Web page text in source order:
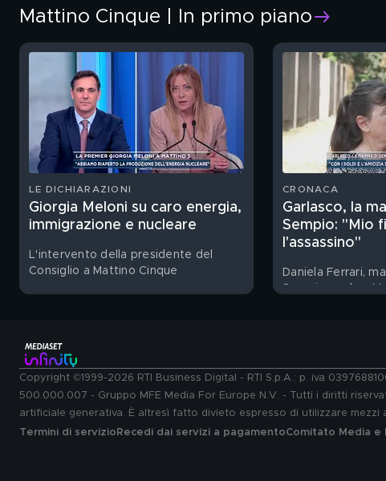
Mattino Cinque | In primo piano
LE DICHIARAZIONI
Giorgia Meloni su caro energia,
immigrazione e nucleare
L'intervento della presidente del
Consiglio a Mattino Cinque
CRONACA
Garlasco, la
Sempio: "Mio
l'assassino"
Daniela Ferrari,
Copyright ©1999-2026 RTI Business Digital - RTI S.p.A.: p. iva
500.000.007 - Gruppo MFE Media For Europe N.V. - Tutti i diritti
artificiale generativa. È altresì fatto divieto espresso di utilizzare mezzi
Termini di servizio Recedi dai servizi a pagamentoComitato Media e